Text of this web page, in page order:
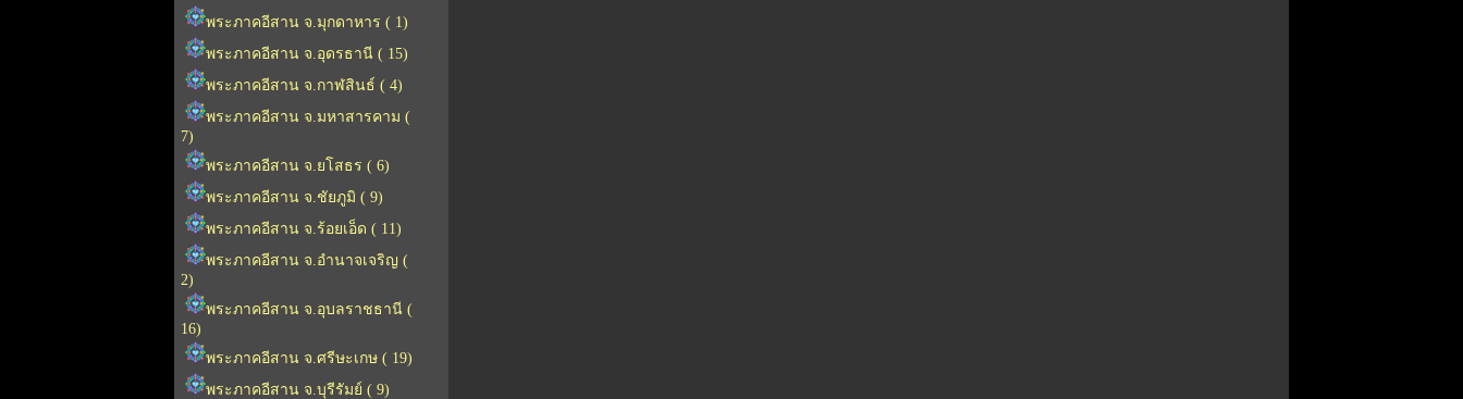
พระภาคอีสาน จ.มุกดาหาร ( 1)
พระภาคอีสาน จ.อุดรธานี ( 15)
พระภาคอีสาน จ.กาฬสินธ์ ( 4)
พระภาคอีสาน จ.มหาสารคาม (
7)
พระภาคอีสาน จ.ยโสธร ( 6)
พระภาคอีสาน จ.ชัยภูมิ ( 9)
พระภาคอีสาน จ.ร้อยเอ็ด ( 11)
พระภาคอีสาน จ.อำนาจเจริญ (
2)
พระภาคอีสาน จ.อุบลราชธานี (
16)
พระภาคอีสาน จ.ศรีษะเกษ ( 19)
พระภาคอีสาน จ.บุรีรัมย์ ( 9)